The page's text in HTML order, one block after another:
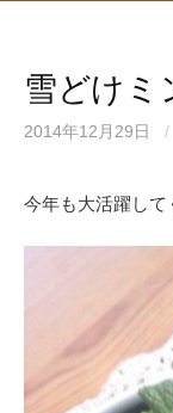
雪どけミ
2014年12月29日 /
今年も大活躍して